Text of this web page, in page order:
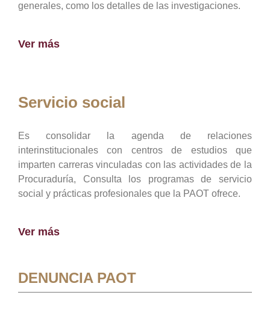
generales, como los detalles de las investigaciones.
Ver más
Servicio social
Es consolidar la agenda de relaciones
interinstitucionales con centros de estudios que
imparten carreras vinculadas con las actividades de la
Procuraduría, Consulta los programas de servicio
social y prácticas profesionales que la PAOT ofrece.
Ver más
DENUNCIA PAOT